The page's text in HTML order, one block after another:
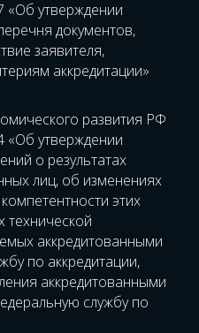
«Об утверждении
документов,
заявителя,
аккредитации»
развития РФ
«Об утверждении
о результатах
лиц, об изменениях
этих
технической
аккредитованными
по аккредитации,
аккредитованными
службу по